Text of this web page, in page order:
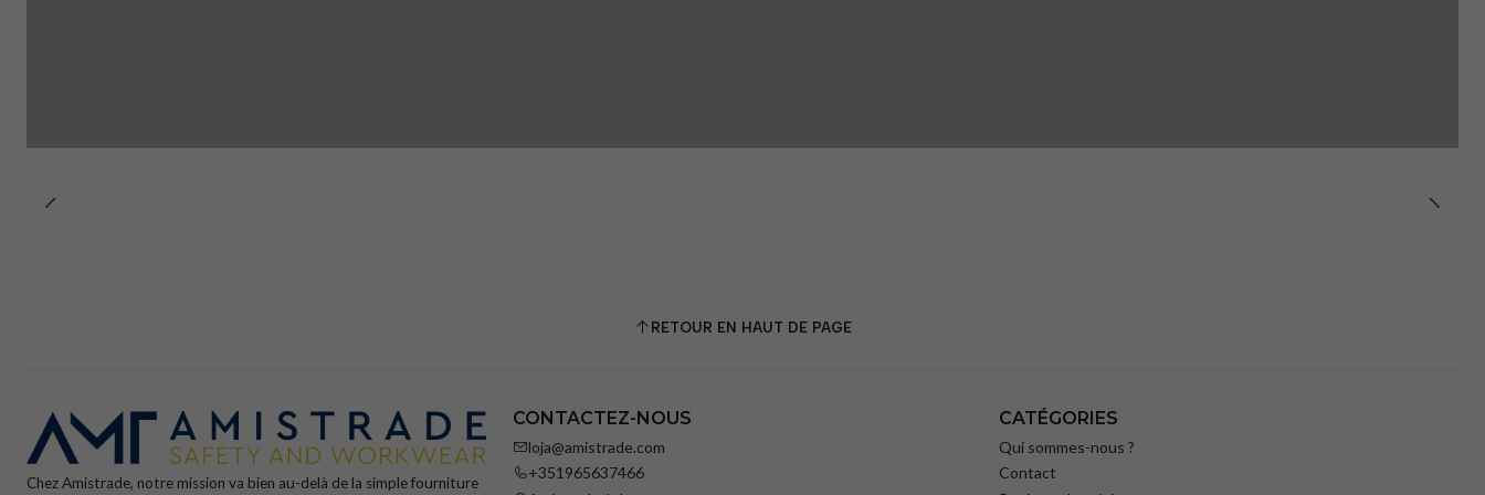
RETOUR EN HAUT DE PAGE
Chez Amistrade, notre mission va bien au-delà de la simple fourniture
CONTACTEZ-NOUS
loja@amistrade.com
+351965637466
CATÉGORIES
Qui sommes-nous ?
Contact